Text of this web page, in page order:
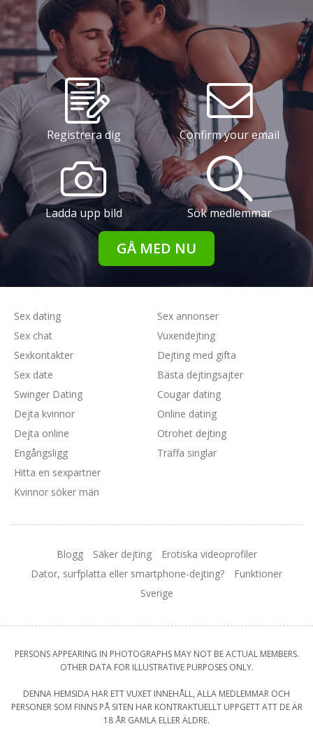
Registrera dig Confirm your email
Ladda upp bild Sök medlemmar
GÅ MED NU
Sex dating
Sex chat
Sexkontakter
Sex date
Swinger Dating
Sex annonser
Vuxendejting
Dejting med gifta
Bästa dejtingsajter
Cougar dating
Dejta kvinnor
Dejta online
Engångsligg
Hitta en sexpartner
Kvinnor söker män
Online dating
Otrohet dejting
Träffa singlar
Blogg Säker dejting
Erotiska videoprofiler
Dator, surfplatta eller smartphone-dejting?
Funktioner
Sverige
PERSONS APPEARING IN PHOTOGRAPHS MAY NOT BE ACTUAL MEMBERS.
OTHER DATA FOR ILLUSTRATIVE PURPOSES ONLY.
DENNA HEMSIDA HAR ETT VUXET INNEHÅLL, ALLA MEDLEMMAR OCH
PERSONER SOM FINNS PÅ SITEN HAR KONTRAKTUELLT UPPGETT ATT DE ÄR
18 ÅR GAMLA ELLER ÄLDRE.